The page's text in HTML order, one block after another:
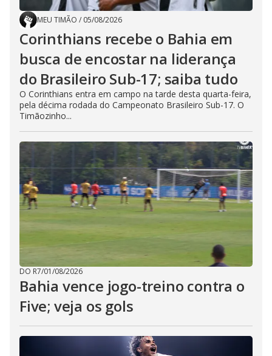
MEU TIMÃO / 05/08/2026
Corinthians recebe o Bahia em
busca de encostar na liderança
do Brasileiro Sub-17; saiba tudo
O Corinthians entra em campo na tarde desta quarta-feira,
pela décima rodada do Campeonato Brasileiro Sub-17. O
Timãozinho...
DO R7/01/08/2026
Bahia vence jogo-treino contra o
Five; veja os gols